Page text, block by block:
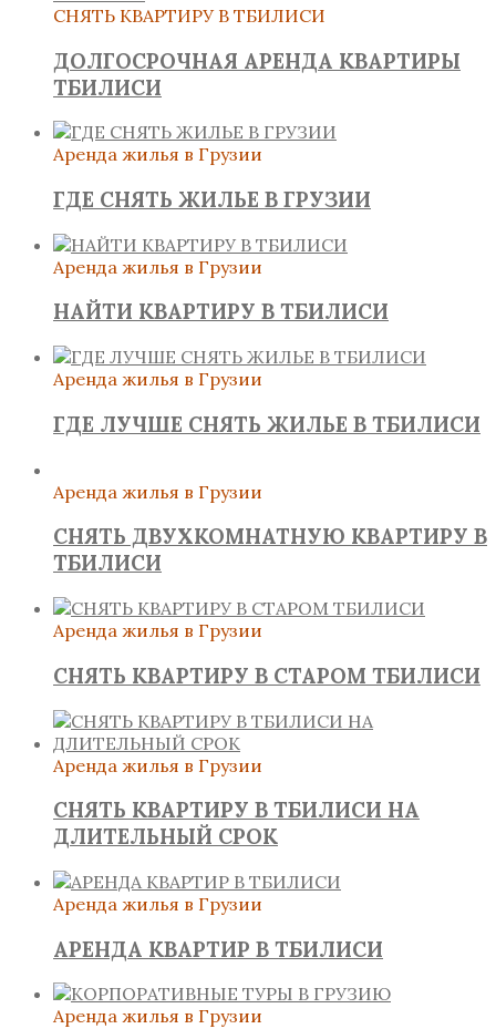
СНЯТЬ КВАРТИРУ В ТБИЛИСИ
ДОЛГОСРОЧНАЯ АРЕНДА КВАРТИРЫ
ТБИЛИСИ
Аренда жилья в Грузии
ГДЕ СНЯТЬ ЖИЛЬЕ В ГРУЗИИ
Аренда жилья в Грузии
НАЙТИ КВАРТИРУ В ТБИЛИСИ
Аренда жилья в Грузии
ГДЕ ЛУЧШЕ СНЯТЬ ЖИЛЬЕ В ТБИЛИСИ
Аренда жилья в Грузии
СНЯТЬ ДВУХКОМНАТНУЮ КВАРТИРУ В
ТБИЛИСИ
Аренда жилья в Грузии
СНЯТЬ КВАРТИРУ В СТАРОМ ТБИЛИСИ
Аренда жилья в Грузии
СНЯТЬ КВАРТИРУ В ТБИЛИСИ НА
ДЛИТЕЛЬНЫЙ СРОК
Аренда жилья в Грузии
АРЕНДА КВАРТИР В ТБИЛИСИ
Аренда жилья в Грузии